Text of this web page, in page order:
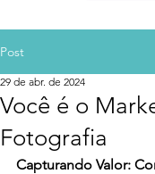
Post
Você é o
Fotografia
29 de abr. de 2024
Capturando Valor: